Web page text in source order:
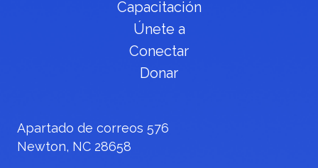
Capacitación
Únete a
Conectar
Donar
Apartado de correos 576
Newton, NC 28658